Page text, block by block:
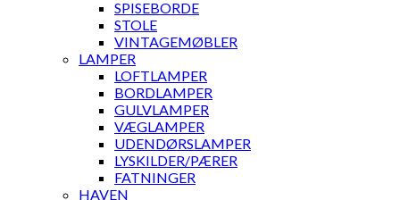
SPISEBORDE
STOLE
VINTAGEMØBLER
LAMPER
LOFTLAMPER
BORDLAMPER
GULVLAMPER
VÆGLAMPER
UDENDØRSLAMPER
LYSKILDER/PÆRER
FATNINGER
HAVEN